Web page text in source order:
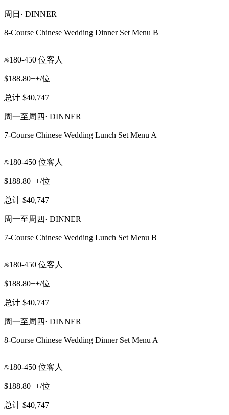
周日 · DINNER
8-Course Chinese Wedding Dinner Set Menu B
|
180-450 位客人
$188.80++/位
总计 $40,747
周一至周四· DINNER
7-Course Chinese Wedding Lunch Set Menu A
|
180-450 位客人
$188.80++/位
总计 $40,747
周一至周四· DINNER
7-Course Chinese Wedding Lunch Set Menu B
|
180-450 位客人
$188.80++/位
总计 $40,747
周一至周四· DINNER
8-Course Chinese Wedding Dinner Set Menu A
|
180-450 位客人
$188.80++/位
总计 $40,747